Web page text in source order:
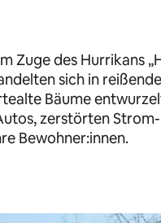
Zuge des Hurrikans
sich in
Bäume
zerstörten
Bewohner:innen.